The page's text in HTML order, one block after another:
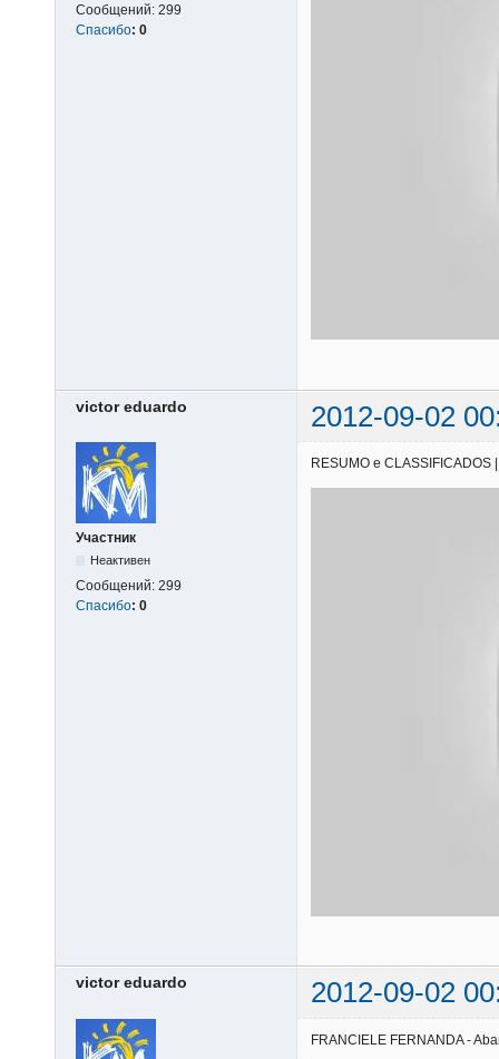
Сообщений: 299
Спасибо: 0
victor eduardo 2012-09-02
Участник
Неактивен
Сообщений: 299
Спасибо: 0
RESUMO e
victor eduardo 2012-09-02
FRANCIELE FERNANDA -